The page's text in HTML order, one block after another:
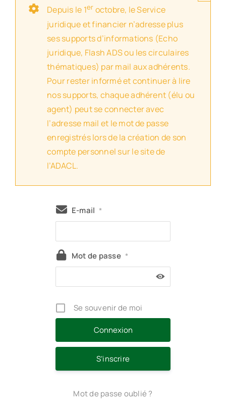
Depuis le 1er octobre, le Service
juridique et financier n’adresse plus
ses supports d’informations (Echo
juridique, Flash ADS ou les circulaires
thématiques) par mail aux adhérents.
Pour rester informé et continuer à lire
nos supports, chaque adhérent (élu ou
agent) peut se connecter avec
l’adresse mail et le mot de passe
enregistrés lors de la création de son
compte personnel sur le site de
l’ADACL.
E-mail *
Mot de passe *
Se souvenir de moi
S’inscrire
Mot de passe oublié ?